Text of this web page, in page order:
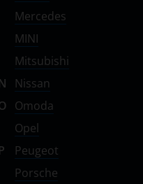
Mercedes
MINI
Mitsubishi
N
Nissan
Omoda
Opel
P
Peugeot
Porsche